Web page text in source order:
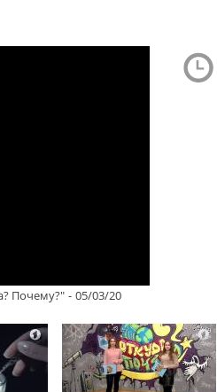
Почему?" - 05/03/20